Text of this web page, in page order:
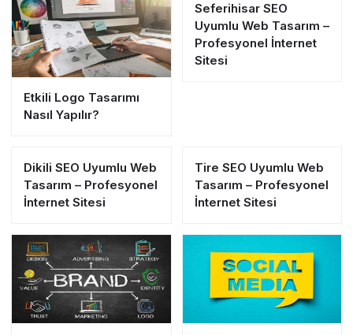
Etkili Logo Tasarımı
Nasıl Yapılır?
Seferihisar SEO
Uyumlu Web Tasarım –
Profesyonel İnternet
Sitesi
Dikili SEO Uyumlu Web
Tasarım – Profesyonel
İnternet Sitesi
Tire SEO Uyumlu Web
Tasarım – Profesyonel
İnternet Sitesi